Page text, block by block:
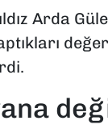
Arda